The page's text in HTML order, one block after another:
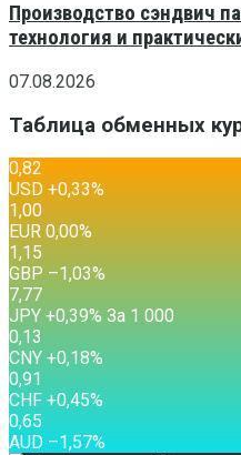
Производство сэндвич
технология и
07.08.2026
Таблица обменных
0,82
USD +0,33%
1,00
EUR 0,00%
1,15
GBP –1,03%
7,77
JPY +0,39% За 1 000
0,13
CNY +0,18%
0,91
CHF +0,45%
0,65
AUD –1,57%